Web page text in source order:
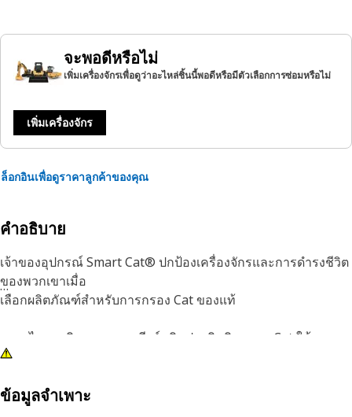
จะพอดีหรือไม่
เพิ่มเครื่องจักรเพื่อดูว่าอะไหล่ชิ้นนี้พอดีหรือมีตัวเลือกการซ่อมหรือไม่
เพิ่มเครื่องจักร
ล็อกอินเพื่อดูราคาลูกค้าของคุณ
คำอธิบาย
เจ้าของอุปกรณ์ Smart Cat® ปกป้องเครื่องจักรและการดำรงชีวิต
ของพวกเขาเมื่อ
เลือกผลิตภัณฑ์สำหรับการกรอง Cat ของแท้
กรองไฮดรอลิกและระบบเกียร์ชนิดประสิทธิภาพสูง Cat ให้การ
ควบคุมการปนเปื้อนเพิ่มขึ้นโดยไม่ทำให้คราบสกปรกเกาะติด การ
สูงขึ้น ความจุเพิ่มขึ้นและลักษณะการตกลงของแรงดันลดลง
ข้อมูลจำเพาะ